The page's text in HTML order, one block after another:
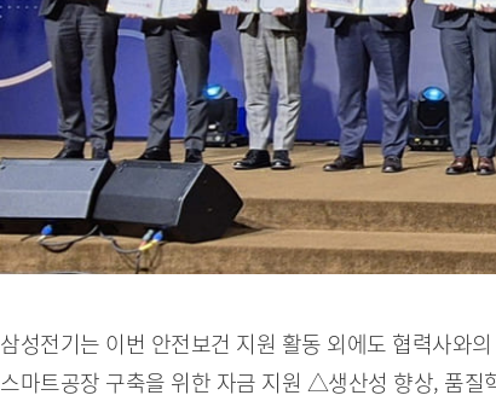
삼성전기는 이번 안전보건 지원 활동 외에도 협력사와
스마트공장 구축을 위한 자금 지원 △생산성 향상, 품